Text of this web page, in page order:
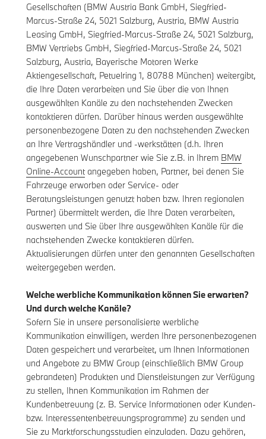
Gesellschaften (BMW Austria Bank GmbH, Siegfried-
Marcus-Straße 24, 5021 Salzburg, Austria, BMW Austria
Leasing GmbH, Siegfried-Marcus-Straße 24, 5021 Salzburg,
BMW Vertriebs GmbH, Siegfried-Marcus-Straße 24, 5021
Salzburg, Austria, Bayerische Motoren Werke
Aktiengesellschaft, Petuelring 1, 80788 München) weitergibt,
die Ihre Daten verarbeiten und Sie über die von Ihnen
ausgewählten Kanäle zu den nachstehenden Zwecken
kontaktieren dürfen. Darüber hinaus werden ausgewählte
personenbezogene Daten zu den nachstehenden Zwecken
an Ihre Vertragshändler und -werkstätten (d.h. Ihren
angegebenen Wunschpartner wie Sie z.B. in Ihrem BMW
Online-Accountangegeben haben, Partner, bei denen Sie
Fahrzeuge erworben oder Service- oder
Beratungsleistungen genutzt haben bzw. Ihren regionalen
Partner) übermittelt werden, die Ihre Daten verarbeiten,
auswerten und Sie über Ihre ausgewählten Kanäle für die
nachstehenden Zwecke kontaktieren dürfen.
Aktualisierungen dürfen unter den genannten Gesellschaften
weitergegeben werden.
Welche werbliche Kommunikation können Sie erwarten?
Und durch welche Kanäle?
Sofern Sie in unsere personalisierte werbliche
Kommunikation einwilligen, werden Ihre personenbezogenen
Daten gespeichert und verarbeitet, um Ihnen Informationen
und Angebote zu BMW Group (einschließlich BMW Group
gebrandeten) Produkten und Dienstleistungen zur Verfügung
zu stellen, Ihnen Kommunikation im Rahmen der
Kundenbetreuung (z. B. Service Informationen oder Kunden-
bzw. Interessentenbetreuungsprogramme) zu senden und
Sie zu Marktforschungsstudien einzuladen. Dazu gehören,